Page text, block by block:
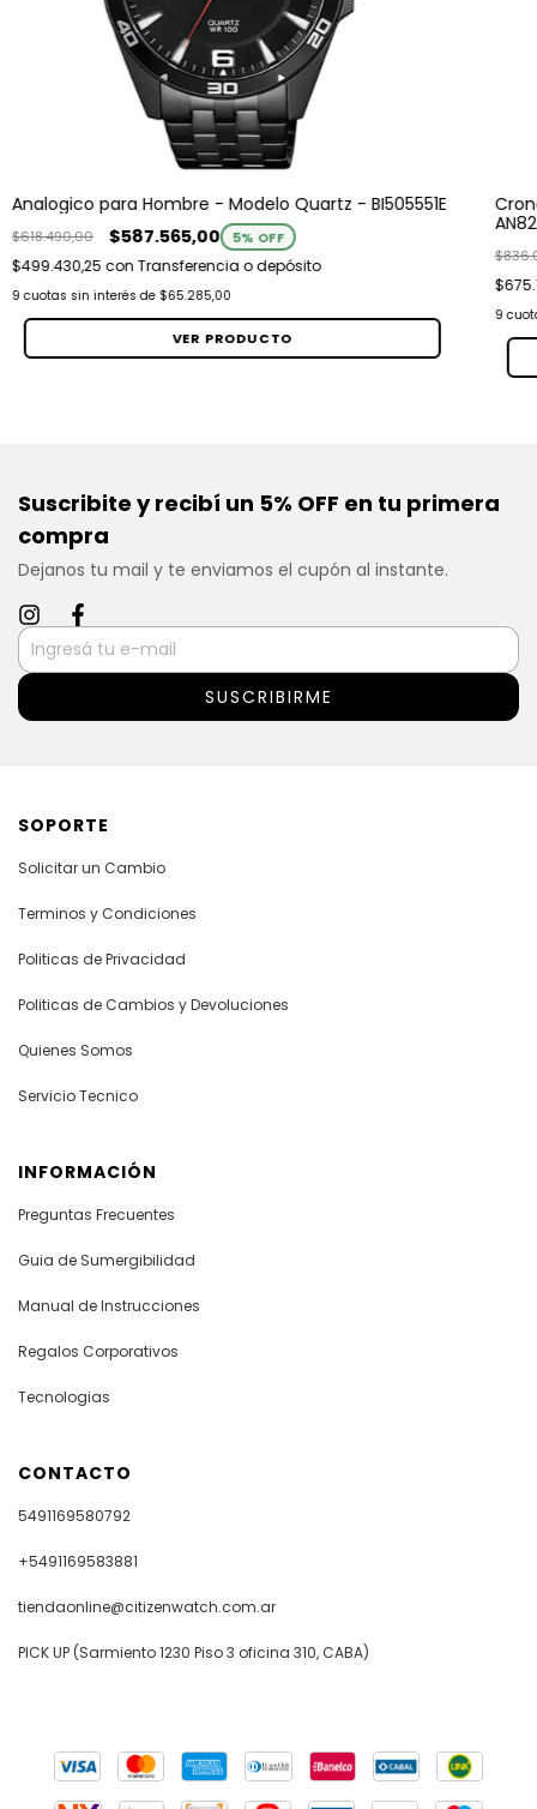
Analogico para Hombre - Modelo Quartz - BI505551E
$618.490,00 $587.565,00 5% OFF
$499.430,25 con Transferencia o depósito
9 cuotas sin interés de $65.285,00
VER PRODUCTO
9
Suscribite y recibí un 5% OFF en tu primera
compra
Dejanos tu mail y te enviamos el cupón al instante.
SOPORTE
Solicitar un Cambio
Terminos y Condiciones
Politicas de Privacidad
Politicas de Cambios y Devoluciones
Quienes Somos
Servicio Tecnico
INFORMACIÓN
Preguntas Frecuentes
Guia de Sumergibilidad
Manual de Instrucciones
Regalos Corporativos
Tecnologias
CONTACTO
5491169580792
+5491169583881
tiendaonline@citizenwatch.com.ar
PICK UP (Sarmiento 1230 Piso 3 oficina 310, CABA)